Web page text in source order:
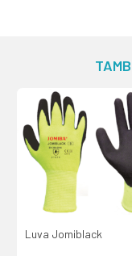
Luva Jomiblack